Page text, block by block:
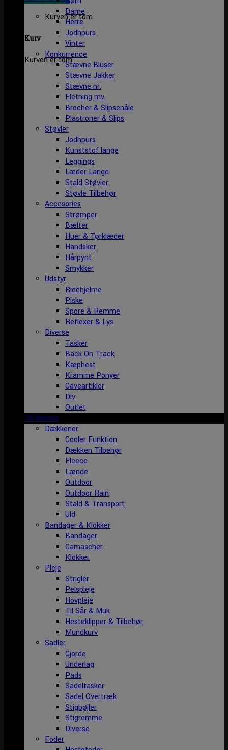
Kurven er tom
Kurv
Kurven er tom
Dame
Herre
Jodhpurs
Vinter
Konkurrence
Stævne Bluser
Stævne Jakker
Stævne nr.
Fletning mv.
Brocher & Slipsenåle
Plastroner & Slips
Støvler
Jodhpurs
Kunststof lange
Leggings
Læder Lange
Stald Støvler
Støvle Tilbehør
Accesories
Strømper
Bælter
Huer & Tørklæder
Handsker
Hårpynt
Smykker
Udstyr
Ridehjelme
Piske
Spore & Remme
Reflexer & Lys
Diverse
Tasker
Back On Track
Kæphest
Kramme Ponyer
Gaveartikler
Div
Outlet
Til Hesten
Dækkener
Cooler Funktion
Dækken Tilbehør
Fleece
Lænde
Outdoor
Outdoor Rain
Stald & Transport
Uld
Bandager & Klokker
Bandager
Gamascher
Klokker
Pleje
Strigler
Pelspleje
Hovpleje
Til Sår & Muk
Hesteklipper & Tilbehør
Mundkurv
Sadler
Gjorde
Underlag
Pads
Sadeltasker
Sadel Overtræk
Stigbøjler
Stigremme
Diverse
Foder